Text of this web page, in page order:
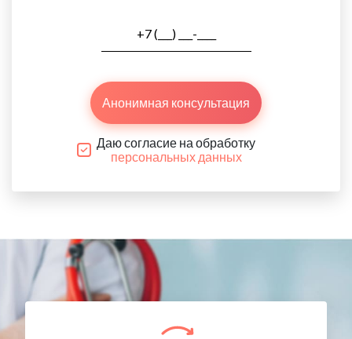
Анонимная консультация
Даю согласие на обработку
персональных данных